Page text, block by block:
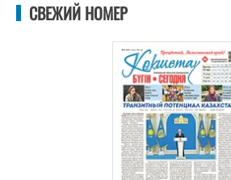
СВЕЖИЙ НОМЕР